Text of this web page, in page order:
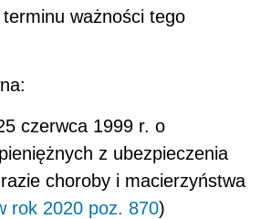
terminu ważności tego
czerwca 1999 r. o
z ubezpieczenia
choroby i macierzyństwa
rok 2020 poz. 870)